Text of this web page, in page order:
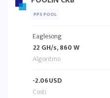
PPS POOL
Eaglesong
22 GH/s, 860 W
-2.06USD